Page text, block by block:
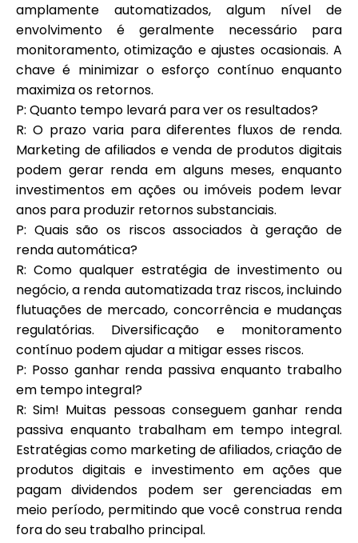
amplamente automatizados, algum nível de
envolvimento é geralmente necessário para
monitoramento, otimização e ajustes ocasionais. A
chave é minimizar o esforço contínuo enquanto
maximiza os retornos.
P: Quanto tempo levará para ver os resultados?
R: O prazo varia para diferentes fluxos de renda.
Marketing de afiliados e venda de produtos digitais
podem gerar renda em alguns meses, enquanto
investimentos em ações ou imóveis podem levar
anos para produzir retornos substanciais.
P: Quais são os riscos associados à geração de
renda automática?
R: Como qualquer estratégia de investimento ou
negócio, a renda automatizada traz riscos, incluindo
flutuações de mercado, concorrência e mudanças
regulatórias. Diversificação e monitoramento
contínuo podem ajudar a mitigar esses riscos.
P: Posso ganhar renda passiva enquanto trabalho
em tempo integral?
R: Sim! Muitas pessoas conseguem ganhar renda
passiva enquanto trabalham em tempo integral.
Estratégias como marketing de afiliados, criação de
produtos digitais e investimento em ações que
pagam dividendos podem ser gerenciadas em
meio período, permitindo que você construa renda
fora do seu trabalho principal.